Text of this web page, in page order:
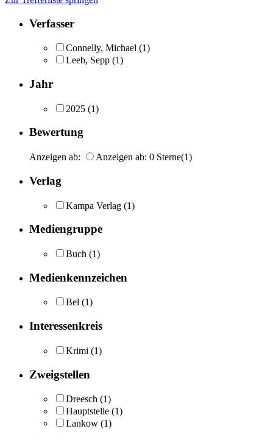
Verfasser
Connelly, Michael (1)
Leeb, Sepp (1)
Jahr
2025 (1)
Bewertung
Anzeigen ab: Anzeigen ab: 0 Sterne(1)
Verlag
Kampa Verlag (1)
Mediengruppe
Buch (1)
Medienkennzeichen
Bel (1)
Interessenkreis
Krimi (1)
Zweigstellen
Dreesch (1)
Hauptstelle (1)
Lankow (1)